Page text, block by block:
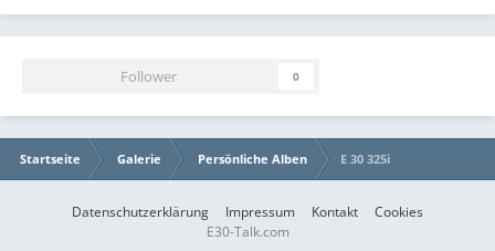
Follower 0
Startseite Galerie Persönliche Alben E 30 325i
Datenschutzerklärung Impressum Kontakt
Cookies
E30-Talk.com